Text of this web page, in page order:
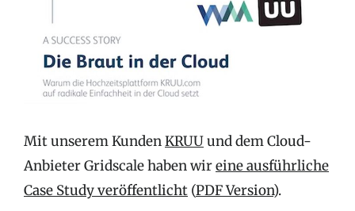
Mit unserem KundenKRUUund dem Cloud-
Anbieter Gridscale haben wireine ausführliche
Case Study veröffentlicht (PDF Version).